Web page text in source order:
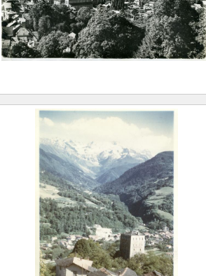
Eastman Kodak Company
Dit Kodak
Vue d’Allevard et de
Bramefarine depuis la route de
Montouvrard
FEUGIER, Albert Marius
(Saint-Marcellin, 1893 –
Allevard, 1962)
CE2020.1.78